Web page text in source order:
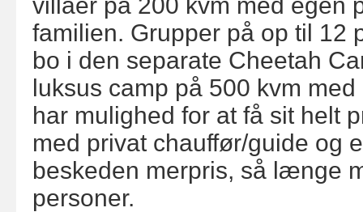
familien. Grupper på op til 12
bo i den separate Cheetah
luksus camp på 500 kvm
har mulighed for at få sit helt
med privat chauffør/guide og
beskeden merpris, så længe
personer.